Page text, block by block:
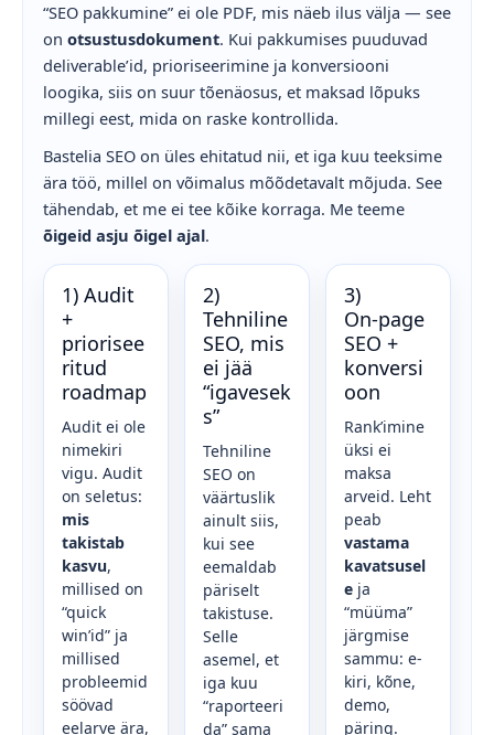
“SEO pakkumine” ei ole PDF, mis näeb ilus välja — see
on otsustusdokument. Kui pakkumises puuduvad
deliverable’id, prioriseerimine ja konversiooni
loogika, siis on suur tõenäosus, et maksad lõpuks
millegi eest, mida on raske kontrollida.
Bastelia SEO on üles ehitatud nii, et iga kuu teeksime
ära töö, millel on võimalus mõõdetavalt mõjuda. See
tähendab, et me ei tee kõike korraga. Me teeme
õigeid asju õigel ajal.
1) Audit
+
priorisee
ritud
roadmap
Audit ei ole
nimekiri
vigu. Audit
on seletus:
mis
takistab
kasvu,
millised on
“quick
win’id” ja
millised
probleemid
söövad
eelarve ära,
2)
Tehniline
SEO, mis
ei jää
“igavesek
s”
Tehniline
SEO on
väärtuslik
ainult siis,
kui see
eemaldab
päriselt
takistuse.
Selle
asemel, et
iga kuu
“raporteeri
da” sama
3)
On‑page
SEO +
konversi
oon
Rank’imine
üksi ei
maksa
arveid. Leht
peab
vastama
kavatsusel
e ja
“müüma”
järgmise
sammu: e-
kiri, kõne,
demo,
päring.